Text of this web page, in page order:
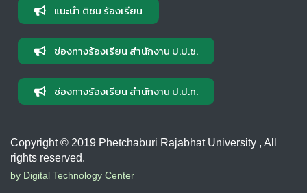
แนะนำ ติชม ร้องเรียน
ช่องทางร้องเรียน สำนักงาน ป.ป.ช.
ช่องทางร้องเรียน สำนักงาน ป.ป.ท.
Copyright © 2019 Phetchaburi Rajabhat University , All
rights reserved.
by Digital Technology Center